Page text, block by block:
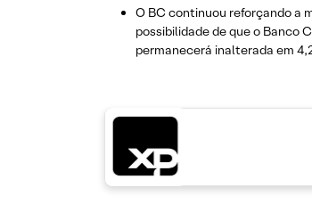
O BC continuou reforçando a
possibilidade de que o Banco
permanecerá inalterada em